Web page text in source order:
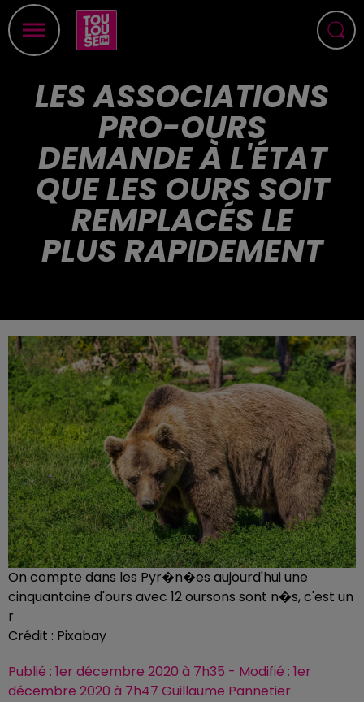
LES ASSOCIATIONS
PRO-OURS
DEMANDE À L'ÉTAT
QUE LES OURS SOIT
REMPLACÉS LE
PLUS RAPIDEMENT
On compte dans les Pyr�n�es aujourd'hui une
cinquantaine d'ours avec 12 oursons sont n�s, c'est un
r
Crédit : Pixabay
Publié : 1er décembre 2020 à 7h35 - Modifié : 1er
décembre 2020 à 7h47 Guillaume Pannetier